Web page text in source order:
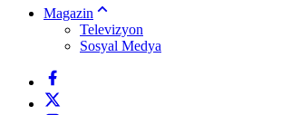
Magazin
Televizyon
Sosyal Medya